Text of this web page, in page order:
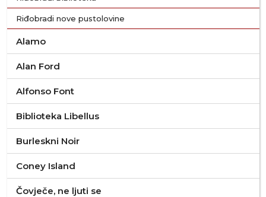
Riđobradi nove pustolovine
Alamo
Alan Ford
Alfonso Font
Biblioteka Libellus
Burleskni Noir
Coney Island
Čovječe, ne ljuti se